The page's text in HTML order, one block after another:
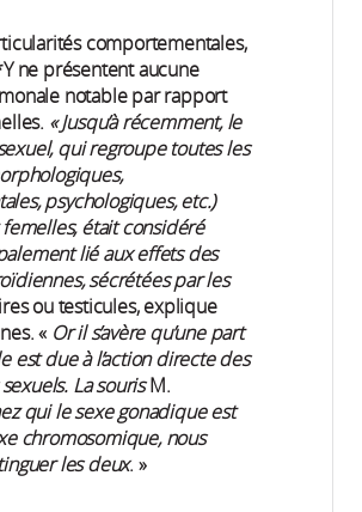
comportementales,
ne présentent aucune
notable par rapport
« Jusqu’à récemment, le
qui regroupe toutes les
psychologiques, etc.)
était considéré
lié aux effets des
sécrétées par les
ou testicules, explique
« Or il s’avère qu’une part
est due à l’action directe des
La sourisM.
qui le sexe gonadique est
chromosomique, nous
les deux. »